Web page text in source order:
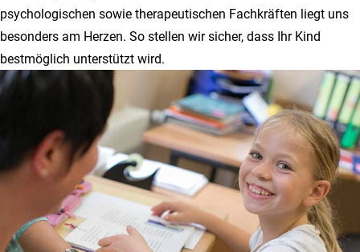
psychologischen sowie therapeutischen Fachkräften liegt uns
besonders am Herzen. So stellen wir sicher, dass Ihr Kind
bestmöglich unterstützt wird.